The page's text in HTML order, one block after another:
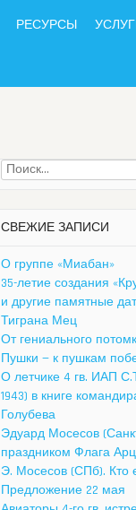
РЕСУРСЫ
Найти:
СВЕЖИЕ ЗАПИСИ
О группе «Миабан»
35-летие создания
и другие памятные
Тиграна Мец
От гениального
Пушки — к пушкам
О летчике 4 гв. ИАП
1943) в книге
Голубева
Эдуард Мосесов
праздником Флага
Э. Мосесов (СПб). Кто
Предложение 22 мая